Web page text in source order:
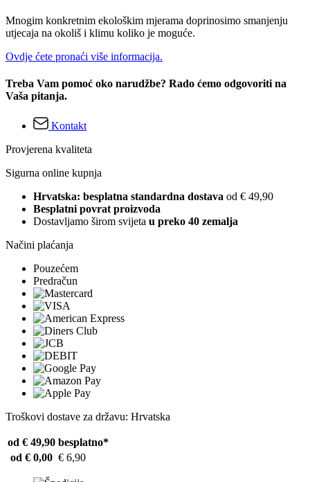
Mnogim konkretnim ekološkim mjerama doprinosimo smanjenju
utjecaja na okoliš i klimu koliko je moguće.
Ovdje ćete pronaći više informacija.
Treba Vam pomoć oko narudžbe? Rado ćemo odgovoriti na
Vaša pitanja.
Kontakt
Provjerena kvaliteta
Sigurna online kupnja
Hrvatska: besplatna standardna dostava od € 49,90
Besplatni povrat proizvoda
Dostavljamo širom svijeta u preko 40 zemalja
Načini plaćanja
Pouzećem
Predračun
Troškovi dostave za državu: Hrvatska
od € 49,90 besplatno*
od € 0,00 € 6,90